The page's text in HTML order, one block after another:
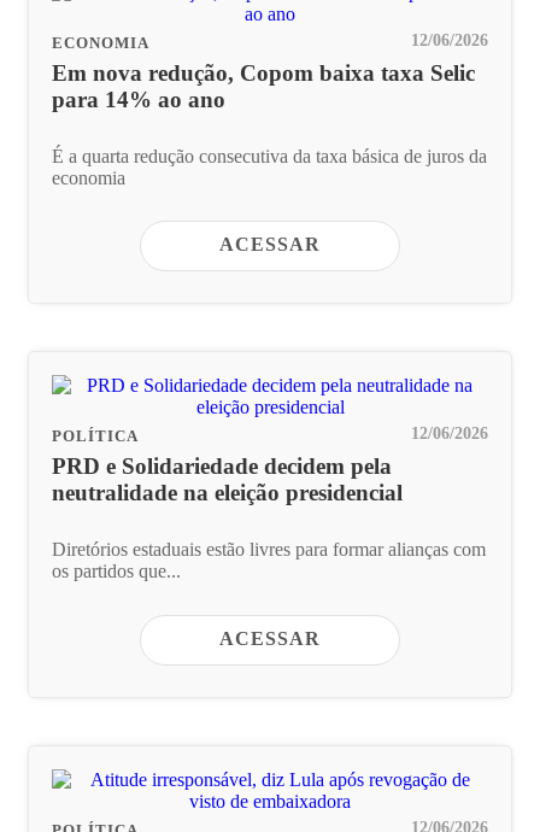
ECONOMIA 12/06/2026
Em nova redução, Copom baixa taxa Selic
para 14% ao ano
É a quarta redução consecutiva da taxa básica de juros da
economia
ACESSAR
POLÍTICA 12/06/2026
PRD e Solidariedade decidem pela
neutralidade na eleição presidencial
Diretórios estaduais estão livres para formar alianças com
os partidos que...
ACESSAR
12/06/2026